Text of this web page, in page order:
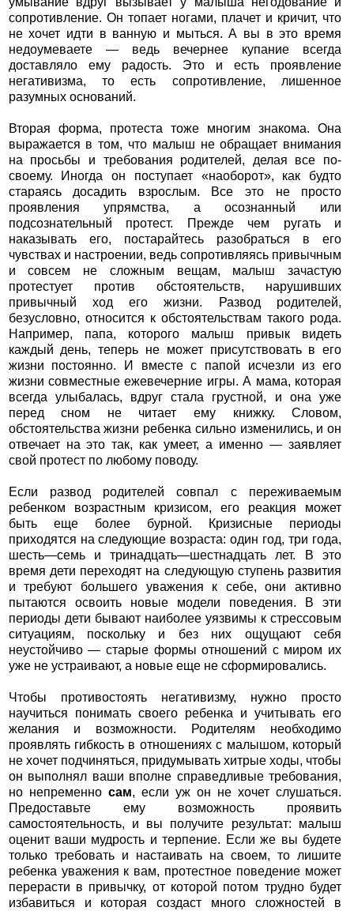
сопротивление. Он топает ногами, плачет и кричит, что
не хочет идти в ванную и мыться. А вы в это время
недоумеваете — ведь вечернее купание всегда
доставляло ему радость. Это и есть проявление
негативизма, то есть сопротивление, лишенное
разумных оснований.
Вторая форма, протеста тоже многим знакома. Она
выражается в том, что малыш не обращает внимания
на просьбы и требования родителей, делая все по-
своему. Иногда он поступает «наоборот», как будто
стараясь досадить взрослым. Все это не просто
проявления упрямства, а осознанный или
подсознательный протест. Прежде чем ругать и
наказывать его, постарайтесь разобраться в его
чувствах и настроении, ведь сопротивляясь привычным
и совсем не сложным вещам, малыш зачастую
протестует против обстоятельств, нарушивших
привычный ход его жизни. Развод родителей,
безусловно, относится к обстоятельствам такого рода.
Например, папа, которого малыш привык видеть
каждый день, теперь не может присутствовать в его
жизни постоянно. И вместе с папой исчезли из его
жизни совместные ежевечерние игры. А мама, которая
всегда улыбалась, вдруг стала грустной, и она уже
перед сном не читает ему книжку. Словом,
обстоятельства жизни ребенка сильно изменились, и он
отвечает на это так, как умеет, а именно — заявляет
свой протест по любому поводу.
Если развод родителей совпал с переживаемым
ребенком возрастным кризисом, его реакция может
быть еще более бурной. Кризисные периоды
приходятся на следующие возраста: один год, три года,
шесть—семь и тринадцать—шестнадцать лет. В это
время дети переходят на следующую ступень развития
и требуют большего уважения к себе, они активно
пытаются освоить новые модели поведения. В эти
периоды дети бывают наиболее уязвимы к стрессовым
ситуациям, поскольку и без них ощущают себя
неустойчиво — старые формы отношений с миром их
уже не устраивают, а новые еще не сформировались.
Чтобы противостоять негативизму, нужно просто
научиться понимать своего ребенка и учитывать его
желания и возможности. Родителям необходимо
проявлять гибкость в отношениях с малышом, который
не хочет подчиняться, придумывать хитрые ходы, чтобы
он выполнял ваши вполне справедливые требования,
но непременно сам, если уж он не хочет слушаться.
Предоставьте ему возможность проявить
самостоятельность, и вы получите результат: малыш
оценит ваши мудрость и терпение. Если же вы будете
только требовать и настаивать на своем, то лишите
ребенка уважения к вам, протестное поведение может
перерасти в привычку, от которой потом трудно будет
избавиться и которая создаст много сложностей в